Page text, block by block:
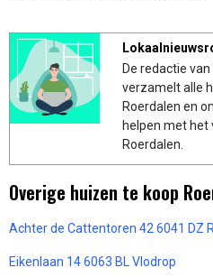
De redactie
verzamelt alle
Roerdalen en
helpen met het
Roerdalen.
Overige huizen te koop
Achter de Cattentoren 42 6041 DZ
Eikenlaan 14 6063 BL Vlodrop